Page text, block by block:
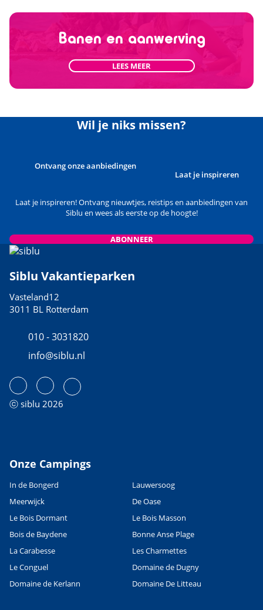
Banen en aanwerving
LEES MEER
Wil je niks missen?
Ontvang onze aanbiedingen
Laat je inspireren
Laat je inspireren! Ontvang nieuwtjes, reistips en aanbiedingen van
Siblu en wees als eerste op de hoogte!
ABONNEER
Siblu Vakantieparken
Vasteland12
3011 BL Rotterdam
010 - 3031820
info@siblu.nl
ⓒ siblu 2026
Onze Campings
In de Bongerd
Lauwersoog
Meerwijck
De Oase
Le Bois Dormant
Le Bois Masson
Bois de Baydene
Bonne Anse Plage
La Carabesse
Les Charmettes
Le Conguel
Domaine de Dugny
Domaine de Kerlann
Domaine De Litteau